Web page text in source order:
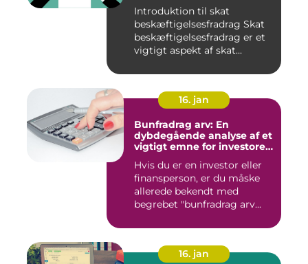
Introduktion til skat
beskæftigelsesfradrag Skat
beskæftigelsesfradrag er et
vigtigt aspekt af skat...
16. jan
Bunfradrag arv: En
dybdegående analyse af et
vigtigt emne for investorer
Hvis du er en investor eller
finansperson, er du måske
allerede bekendt med
begrebet "bunfradrag arv...
16. jan